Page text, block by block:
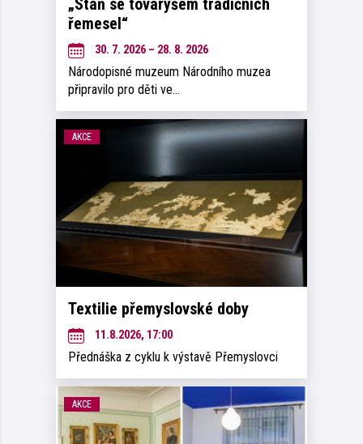
„Staň se tovaryšem tradičních
řemesel“
30. 7. 2026 – 28. 8. 2026
Národopisné muzeum Národního muzea
připravilo pro děti ve…
AKCE
Textilie přemyslovské doby
11.8.2026, 17:00
Přednáška z cyklu k výstavě Přemyslovci
AKCE